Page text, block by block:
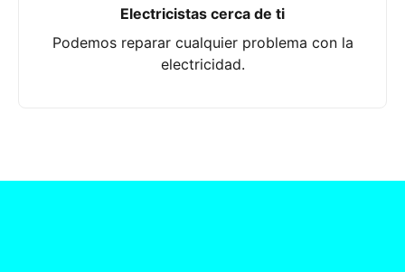
Electricistas cerca de ti
Podemos reparar cualquier problema con la
electricidad.